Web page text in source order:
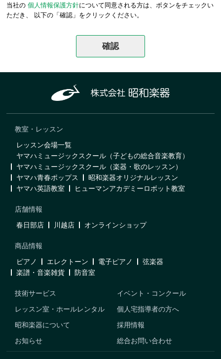
当社の個人情報保護方針について同意される方は、ボタンをチェックい
ただき、 以下の「確認」をクリックください。
教室・レッスン
レッスン会場一覧
ヤマハミュージックスクール（子どもの総合音楽教育）
ヤマハミュージックスクール（楽器・歌のレッスン）
ヤマハ青春ポップス
昭和楽器オリジナルレッスン
ヤマハ英語教室
ヒューマンアカデミーロボット教室
店舗情報
春日部店
川越店 オンラインショップ
商品情報
ピアノ
エレクトーン 電子ピアノ
弦楽器
楽譜・音楽雑貨
防音室
技術サービス
イベント・コンクール
レッスン室・ホールレンタル
個人宅指導者の方へ
昭和楽器について
採用情報
お知らせ
総合お問い合わせ